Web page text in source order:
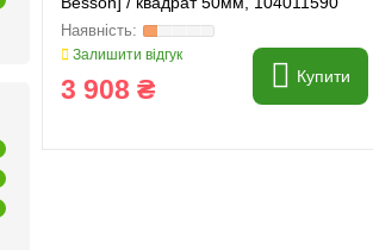
Залишити відгук
3 908 ₴ Купити